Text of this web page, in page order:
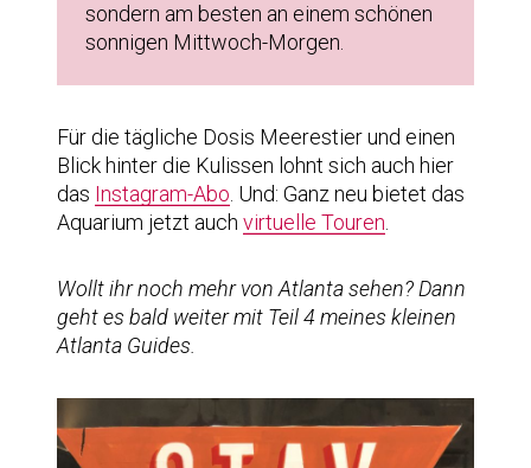
sondern am besten an einem schönen
sonnigen Mittwoch-Morgen.
Für die tägliche Dosis Meerestier und einen
Blick hinter die Kulissen lohnt sich auch hier
das Instagram-Abo. Und: Ganz neu bietet das
Aquarium jetzt auch virtuelle Touren.
Wollt ihr noch mehr von Atlanta sehen? Dann
geht es bald weiter mit Teil 4 meines kleinen
Atlanta Guides.